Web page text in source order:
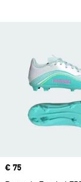
Price
€ 75